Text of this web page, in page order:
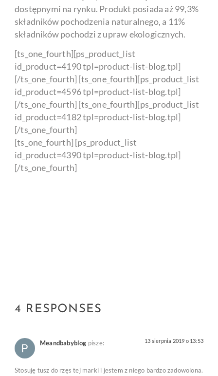
dostępnymi na rynku. Produkt posiada aż 99,3%
składników pochodzenia naturalnego, a 11%
składników pochodzi z upraw ekologicznych.
[ts_one_fourth][ps_product_list
id_product=4190 tpl=product-list-blog.tpl]
[/ts_one_fourth] [ts_one_fourth][ps_product_list
id_product=4596 tpl=product-list-blog.tpl]
[/ts_one_fourth] [ts_one_fourth][ps_product_list
id_product=4182 tpl=product-list-blog.tpl]
[/ts_one_fourth]
[ts_one_fourth] [ps_product_list
id_product=4390 tpl=product-list-blog.tpl]
[/ts_one_fourth]
4 RESPONSES
Meandbabyblog pisze: 13 sierpnia 2019 o 13:53
Stosuję tusz do rzęs tej marki i jestem z niego bardzo zadowolona.